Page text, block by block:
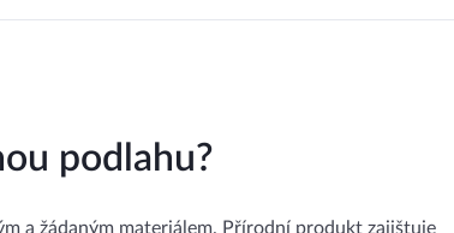
podlahu?
a žádaným materiálem. Přírodní produkt zajištuje